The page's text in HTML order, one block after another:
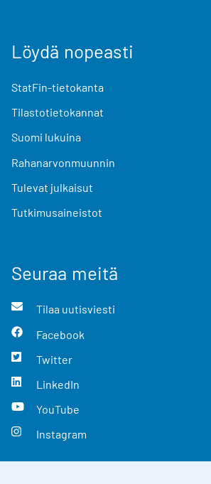
Löydä nopeasti
StatFin-tietokanta
Tilastotietokannat
Suomi lukuina
Rahanarvonmuunnin
Tulevat julkaisut
Tutkimusaineistot
Seuraa meitä
Tilaa uutisviesti
Facebook
Twitter
LinkedIn
YouTube
Instagram